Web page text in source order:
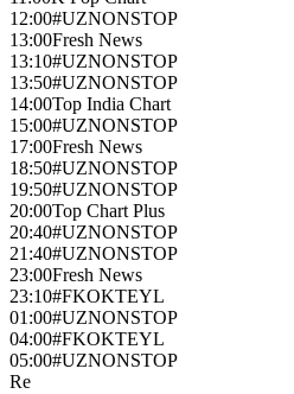
12:00#UZNONSTOP
13:00Fresh News
13:10#UZNONSTOP
13:50#UZNONSTOP
14:00Top India Chart
15:00#UZNONSTOP
17:00Fresh News
18:50#UZNONSTOP
19:50#UZNONSTOP
20:00Top Chart Plus
20:40#UZNONSTOP
21:40#UZNONSTOP
23:00Fresh News
23:10#FKOKTEYL
01:00#UZNONSTOP
04:00#FKOKTEYL
05:00#UZNONSTOP
Re